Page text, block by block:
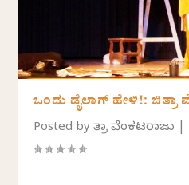
ಒಂದು ಡೈಲಾಗ್‌ ಹೇಳಿ!: ಚಿತ್ರಾ
Posted byಚಿತ್ರಾ ವೆಂಕಟರಾಜು